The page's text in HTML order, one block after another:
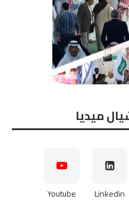
ميديا
Linkedin
Youtube